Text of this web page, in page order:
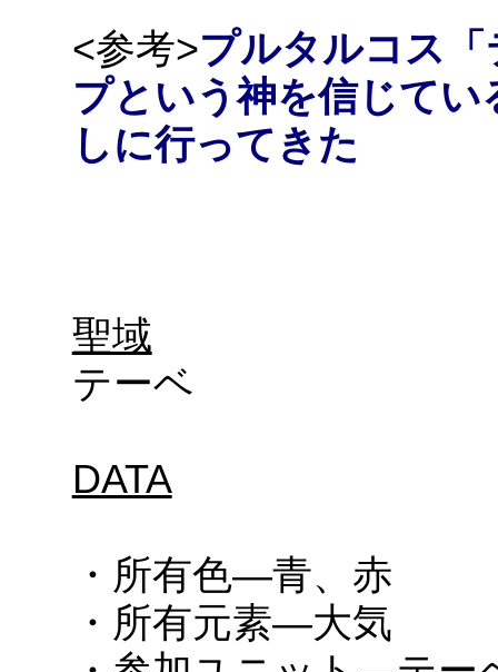
<参考>プルタルコス
プという神を信じて
しに行ってきた
聖域
テーベ
DATA
・所有色―青、赤
・所有元素―大気